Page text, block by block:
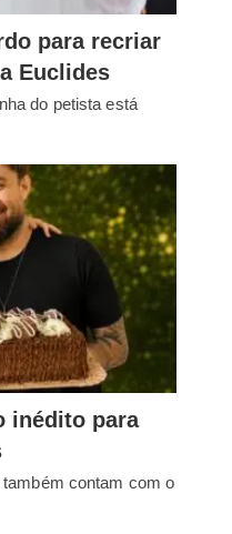
para recriar
Euclides
do petista está
inédito para
contam com o